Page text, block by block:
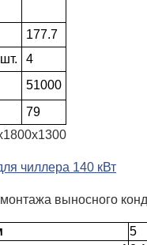
177.7
4
51000
79
выносного
5